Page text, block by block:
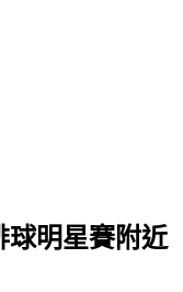
球明星賽附近